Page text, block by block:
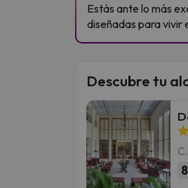
Estás ante lo más
diseñadas para vivir
Descubre tu